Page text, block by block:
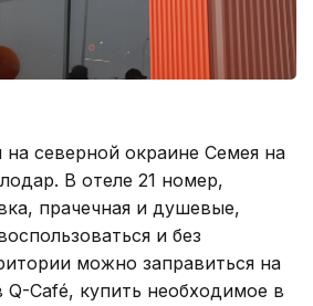
северной окраине Семея на
В отеле 21 номер,
прачечная и душевые,
и без
можно заправиться на
Q-Café, купить необходимое в